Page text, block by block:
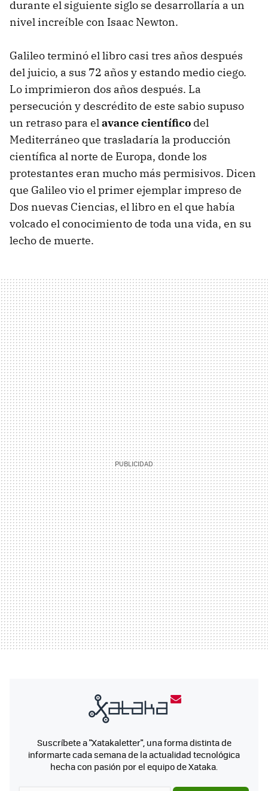
durante el siguiente siglo se desarrollaría a un
nivel increíble con Isaac Newton.
Galileo terminó el libro casi tres años después
del juicio, a sus 72 años y estando medio ciego.
Lo imprimieron dos años después. La
persecución y descrédito de este sabio supuso
un retraso para elavance científico del
Mediterráneo que trasladaría la producción
científica al norte de Europa, donde los
protestantes eran mucho más permisivos. Dicen
que Galileo vio el primer ejemplar impreso de
Dos nuevas Ciencias, el libro en el que había
volcado el conocimiento de toda una vida, en su
lecho de muerte.
Suscríbete a "Xatakaletter", una forma distinta de
informarte cada semana de la actualidad tecnológica
hecha con pasión por el equipo de Xataka.